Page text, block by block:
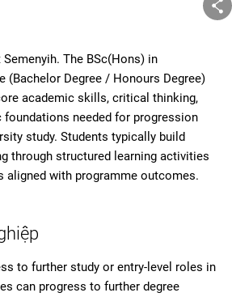
The BSc(Hons) in
(Bachelor Degree / Honours Degree)
academic skills, critical thinking,
needed for progression
study. Students typically build
through structured learning activities
aligned with programme outcomes.
to further study or entry-level roles in
can progress to further degree